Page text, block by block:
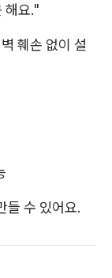
해요."
훼손 없이 설
들 수 있어요.